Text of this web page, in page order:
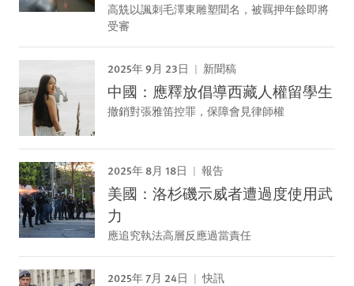
高兟以諷刺毛澤東雕塑聞名，被羈押年餘即將
受審
2025年 9月 23日 新聞稿
中國：應釋放倡導西藏人權留學生
撤銷對張雅笛控罪，保障會見律師權
2025年 8月 18日 報告
美國：洛杉磯示威者遭過度使用武
力
應追究執法高層反應過當責任
2025年 7月 24日 快訊